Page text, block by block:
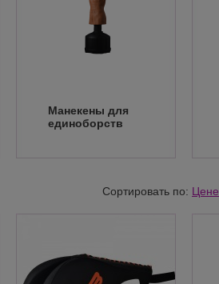
Манекены для
единоборств
Сортировать по: Цене